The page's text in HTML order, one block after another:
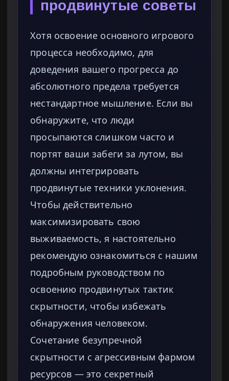
продвинутые советы
Хотя освоение основного игрового
процесса необходимо, для
доведения вашего прогресса до
абсолютного предела требуется
нестандартное мышление. Если вы
обнаружите, что люди
просыпаются слишком часто и
портят ваши забеги за лутом, вы
должны интегрировать
продвинутые техники уклонения.
Чтобы действительно
максимизировать свою
выживаемость, я настоятельно
рекомендую ознакомиться с нашим
подробным руководством по
освоению продвинутых тактик
скрытности, чтобы избежать
обнаружения человеком.
Сочетание безупречной
скрытности с агрессивным фармом
ресурсов — это секретный